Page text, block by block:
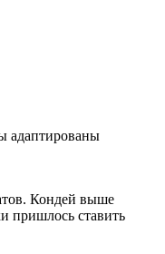
адаптированы
Кондей выше
пришлось ставить